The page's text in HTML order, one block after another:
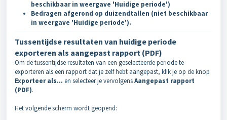
beschikbaar in weergave 'Huidige periode')
Bedragen afgerond op duizendtallen (niet beschikbaar
in weergave 'Huidige periode').
Tussentijdse resultaten van huidige periode
exporteren als aangepast rapport (PDF)
Om de tussentijdse resultaten van een geselecteerde periode te
exporteren als een rapport dat je zelf hebt aangepast, klik je op de knop
Exporteer als... en selecteer je vervolgensAangepast rapport
(PDF).
Het volgende scherm wordt geopend: